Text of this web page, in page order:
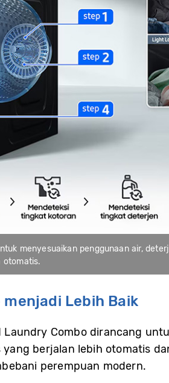
menyesuaikan penggunaan air,
otomatis.
Lebih Baik
Combo dirancang
berjalan lebih otomatis
perempuan modern.